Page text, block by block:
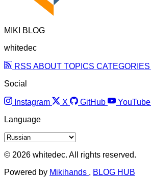
MIKI BLOG
whitedec
RSS ABOUT TOPICS CATEGORIES
Social
Instagram X GitHub YouTube
Language
© 2026 whitedec. All rights reserved.
Powered by Mikihands , BLOG HUB